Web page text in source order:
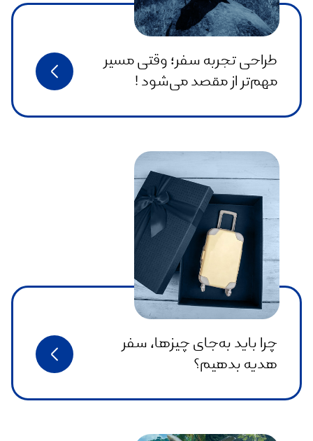
طراحی تجربه سفر؛ وقتی مسیر
مهم‌تر از مقصد می‌شود !
چرا باید به‌جای چیزها، سفر
هدیه بدهیم؟